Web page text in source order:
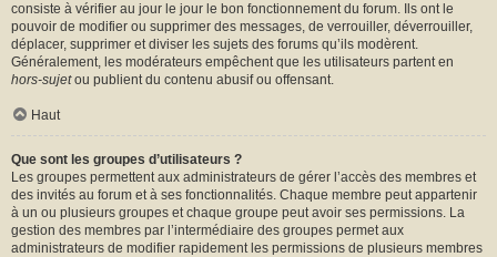
consiste à vérifier au jour le jour le bon fonctionnement du forum. Ils ont le
pouvoir de modifier ou supprimer des messages, de verrouiller, déverrouiller,
déplacer, supprimer et diviser les sujets des forums qu’ils modèrent.
Généralement, les modérateurs empêchent que les utilisateurs partent en
hors-sujetou publient du contenu abusif ou offensant.
Haut
Que sont les groupes d’utilisateurs ?
Les groupes permettent aux administrateurs de gérer l’accès des membres et
des invités au forum et à ses fonctionnalités. Chaque membre peut appartenir
à un ou plusieurs groupes et chaque groupe peut avoir ses permissions. La
gestion des membres par l’intermédiaire des groupes permet aux
administrateurs de modifier rapidement les permissions de plusieurs membres